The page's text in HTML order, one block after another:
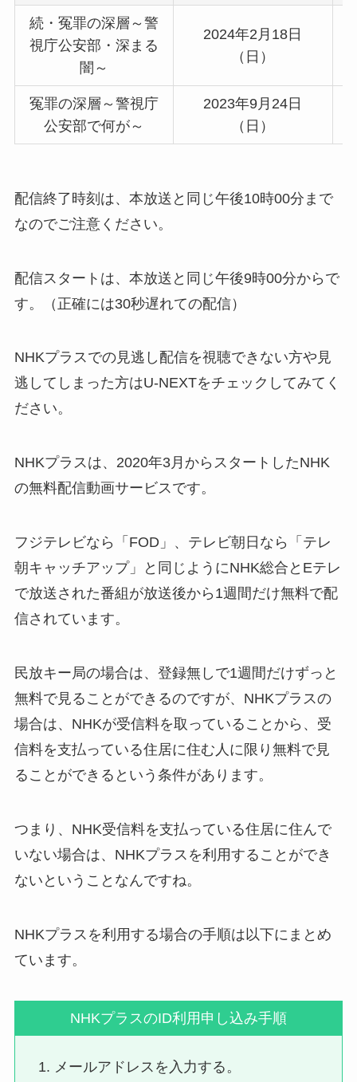
続・冤罪の深層～警
視庁公安部・深まる
闇～
2024年2月18日
（日）
冤罪の深層～警視庁
公安部で何が～
2023年9月24日
（日）
配信終了時刻は、本放送と同じ午後10時00分まで
なのでご注意ください。
配信スタートは、本放送と同じ午後9時00分からで
す。（正確には30秒遅れての配信）
NHKプラスでの見逃し配信を視聴できない方や見
逃してしまった方はU-NEXTをチェックしてみてく
ださい。
NHKプラスは、2020年3月からスタートしたNHK
の無料配信動画サービスです。
フジテレビなら「FOD」、テレビ朝日なら「テレ
朝キャッチアップ」と同じようにNHK総合とEテレ
で放送された番組が放送後から1週間だけ無料で配
信されています。
民放キー局の場合は、登録無しで1週間だけずっと
無料で見ることができるのですが、NHKプラスの
場合は、NHKが受信料を取っていることから、受
信料を支払っている住居に住む人に限り無料で見
ることができるという条件があります。
つまり、NHK受信料を支払っている住居に住んで
いない場合は、NHKプラスを利用することができ
ないということなんですね。
NHKプラスを利用する場合の手順は以下にまとめ
ています。
NHKプラスのID利用申し込み手順
メールアドレスを入力する。